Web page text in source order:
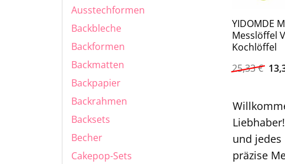
Ausstechformen
Backbleche
Backformen
Backmatten
Backpapier
Backrahmen
Backsets
Becher
Cakepop-Sets
YIDOMDE
Messlöffel
Kochlöffel
25,33€
Preis
und
präzise